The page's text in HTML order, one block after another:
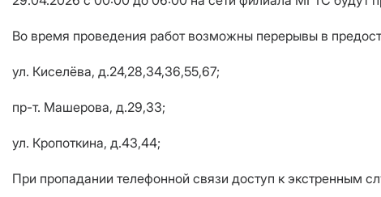
Во время проведения работ возможны перерывы в
ул. Киселёва, д.24,28,34,36,55,67;
пр-т. Машерова, д.29,33;
ул. Кропоткина, д.43,44;
При пропадании телефонной связи доступ к экстренным